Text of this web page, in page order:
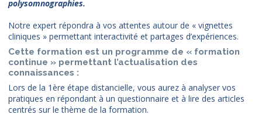
polysomnographies.
Notre expert répondra à vos attentes autour de « vignettes
cliniques » permettant interactivité et partages d’expériences.
Cette formation est un programme de « formation
continue » permettant l’actualisation des
connaissances :
Lors de la 1ère étape distancielle, vous aurez à analyser vos
pratiques en répondant à un questionnaire et à lire des articles
centrés sur le thème de la formation.